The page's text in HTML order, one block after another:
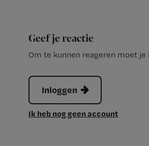
Geef je reactie
Om te kunnen reageren moet je
Inloggen
Ik heb nog geen account